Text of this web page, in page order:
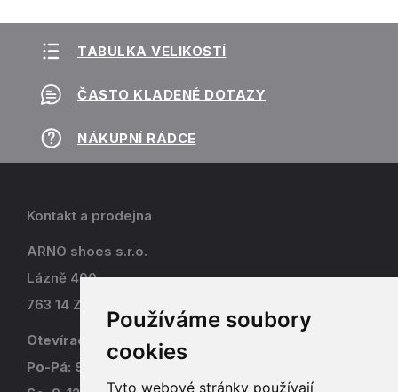
Používáme soubory
cookies
Tyto webové stránky používají
TABULKA VELIKOSTÍ
ČASTO KLADENÉ DOTAZY
NÁKUPNÍ RÁDCE
Kontakt a prodejna
ARNO shoes s.r.o.
Lázně 490
763 14 Zlín - Kostelec
Otevírací doba
Po-Pá: 9-17